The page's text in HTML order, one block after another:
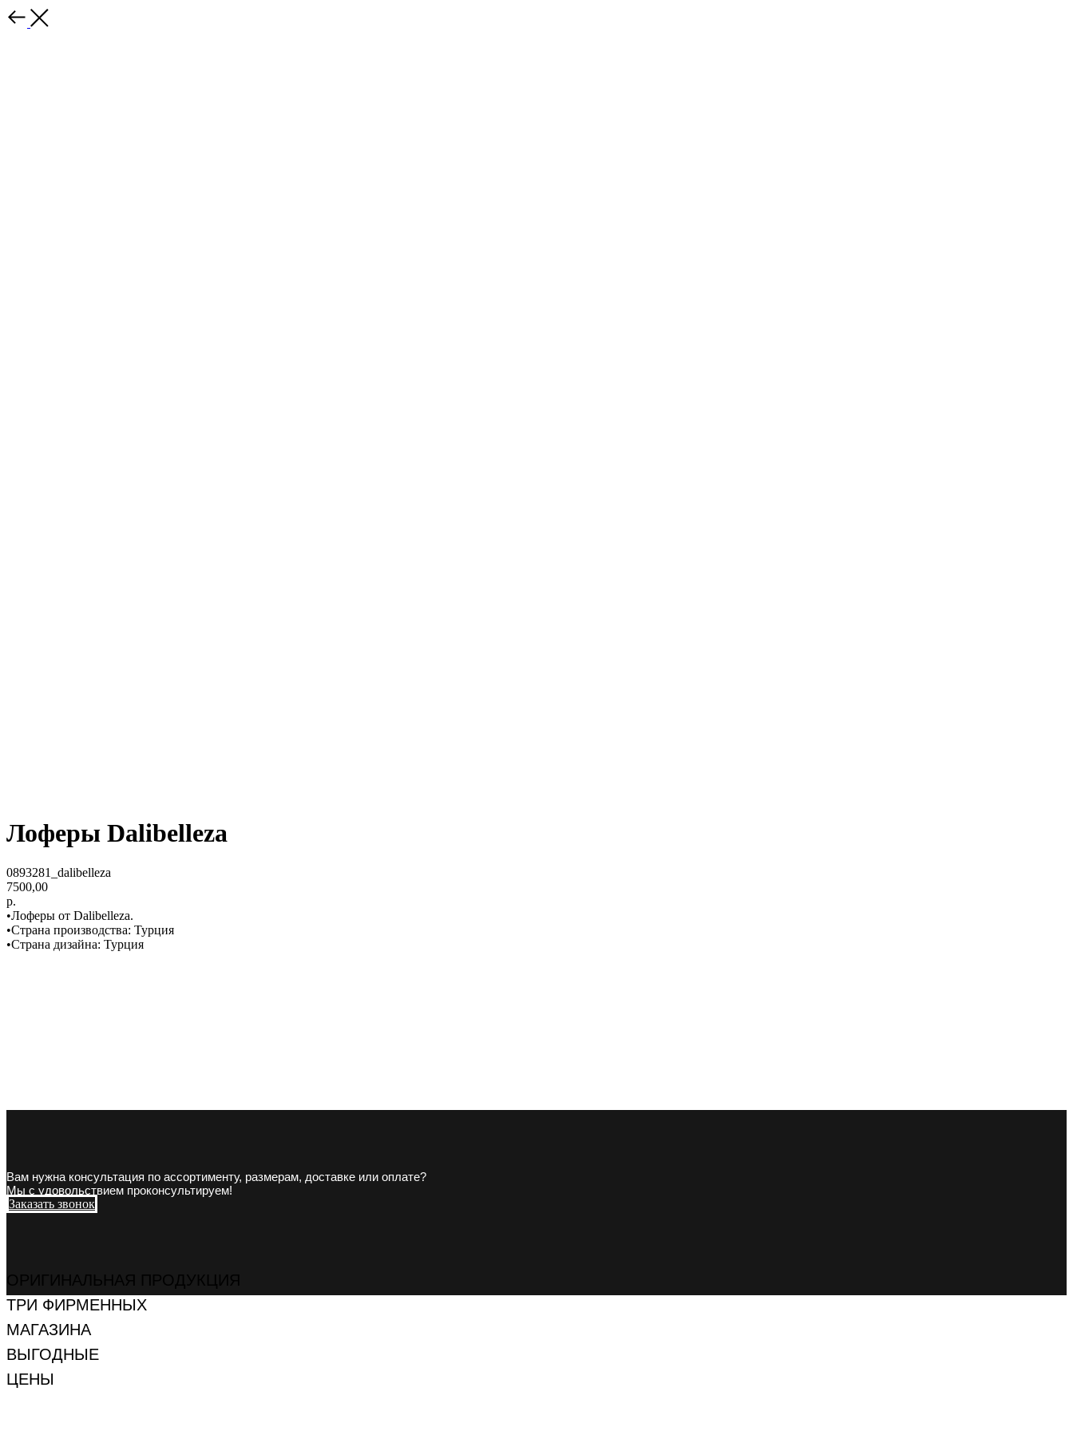
Лоферы Dalibelleza
0893281_dalibelleza
7500,00
р.
•Лоферы от Dalibelleza.
•Страна производства: Турция
•Страна дизайна: Турция
ТРИ ФИРМЕННЫХ
МАГАЗИНА
ВЫГОДНЫЕ
ЦЕНЫ
Вам нужна консультация по ассортименту, размерам, доставке или оплате?
Мы с удовольствием проконсультируем!
Заказать звонок